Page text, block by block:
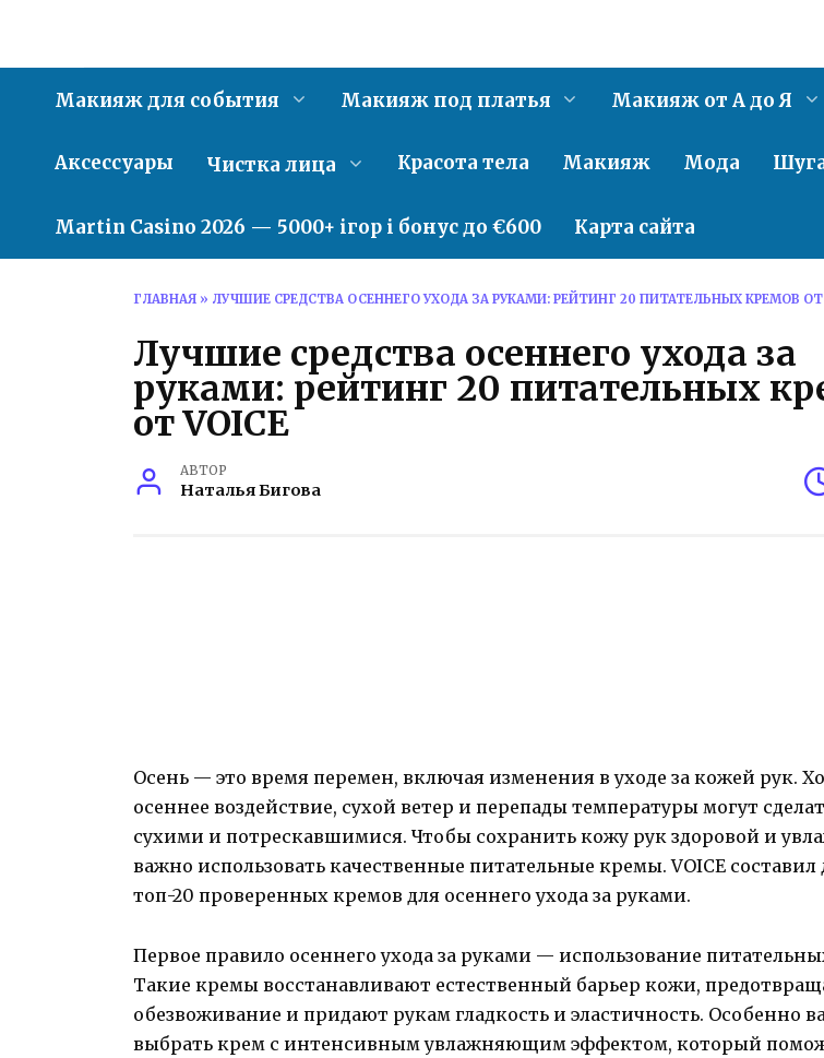
Макияж для события Макияж под платья Макияж от А до Я
Аксессуары Чистка лица Красота тела Макияж Мода
Martin Casino 2026 — 5000+ ігор і бонус до €600 Карта сайта
ГЛАВНАЯ » ЛУЧШИЕ СРЕДСТВА ОСЕННЕГО УХОДА ЗА РУКАМИ: РЕЙТИНГ 20 ПИТАТЕЛЬНЫХ КРЕМОВ ОТ
Лучшие средства осеннего ухода за
руками: рейтинг 20 питательных
от VOICE
АВТОР
Наталья Бигова
Осень — это время перемен, включая изменения в уходе за кожей рук.
осеннее воздействие, сухой ветер и перепады температуры могут
сухими и потрескавшимися. Чтобы сохранить кожу рук здоровой и
важно использовать качественные питательные кремы. VOICE составил
топ-20 проверенных кремов для осеннего ухода за руками.
Первое правило осеннего ухода за руками — использование
Такие кремы восстанавливают естественный барьер кожи,
обезвоживание и придают рукам гладкость и эластичность. Особенно
выбрать крем с интенсивным увлажняющим эффектом, который